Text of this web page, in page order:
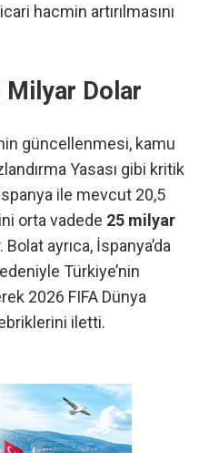
hacmin artırılmasını
Dolar
güncellenmesi, kamu
Yasası gibi kritik
İspanya ile mevcut 20,5
orta vadede 25 milyar
Bolat ayrıca, İspanya’da
Türkiye’nin
2026 FIFA Dünya
iletti.